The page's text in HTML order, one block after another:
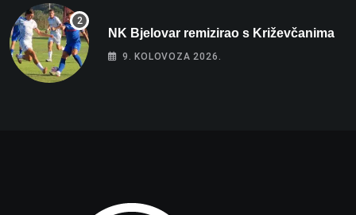
NK Bjelovar remizirao s Križevčanima
9. KOLOVOZA 2026.